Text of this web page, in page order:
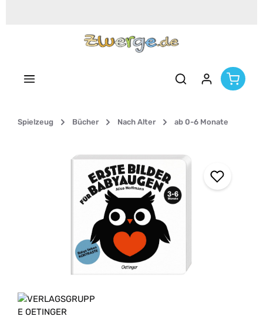
Spielzeug Bücher Nach Alter ab 0-6 Monate
Bildergalerie überspringen